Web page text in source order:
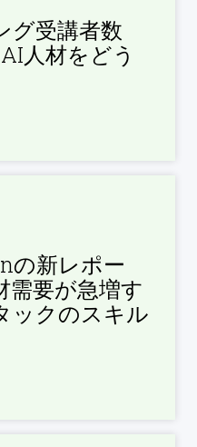
グ受講者数
人材をどう
の新レポー
需要が急増す
ックのスキル